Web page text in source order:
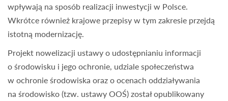
wpływają na sposób realizacji inwestycji w Polsce.
Wkrótce również krajowe przepisy w tym zakresie przejdą
istotną modernizację.
Projekt nowelizacji ustawy o udostępnianiu informacji
o środowisku i jego ochronie, udziale społeczeństwa
w ochronie środowiska oraz o ocenach oddziaływania
na środowisko (tzw. ustawy OOŚ) został opublikowany